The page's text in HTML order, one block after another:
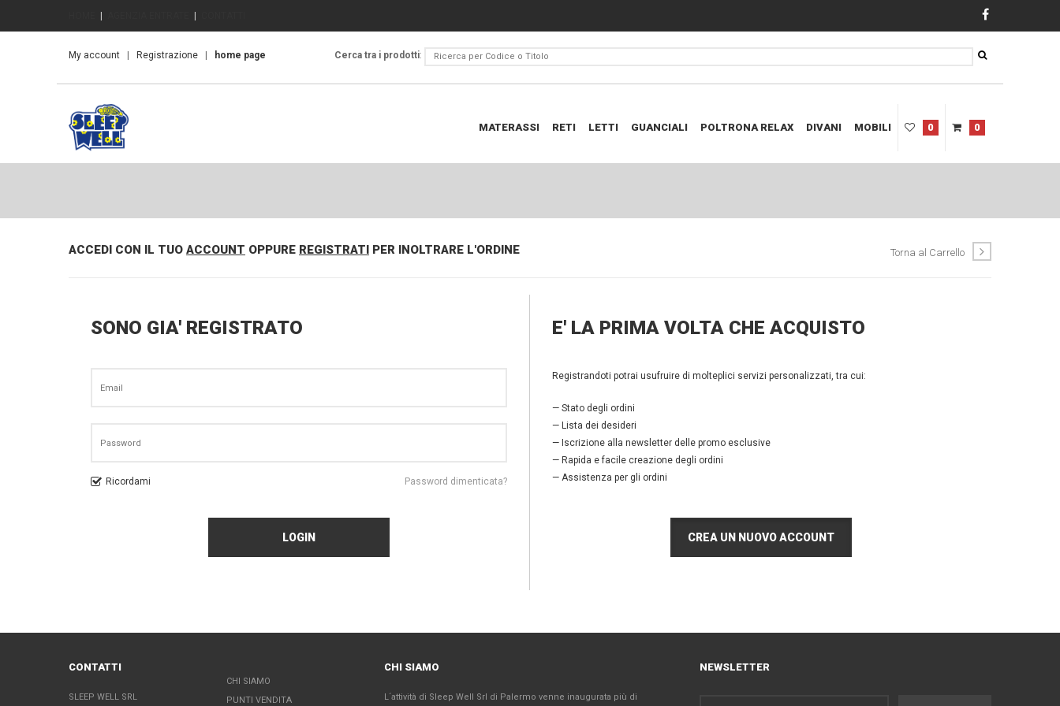
My account Registrazione home page Cerca tra i prodotti:
0
0
MATERASSI RETI LETTI GUANCIALI POLTRONA RELAX DIVANI MOBILI
ACCEDI CON IL TUO ACCOUNT OPPURE REGISTRATI PER INOLTRARE L'ORDINE Torna al Carrello
SONO GIA' REGISTRATO
Ricordami Password dimenticata?
E' LA PRIMA VOLTA CHE ACQUISTO
Registrandoti potrai usufruire di molteplici servizi personalizzati, tra cui:
— Stato degli ordini
— Lista dei desideri
— Iscrizione alla newsletter delle promo esclusive
— Rapida e facile creazione degli ordini
— Assistenza per gli ordini
CREA UN NUOVO ACCOUNT
CONTATTI
SLEEP WELL SRL
CHI SIAMO
PUNTI VENDITA
CHI SIAMO
L´attività di Sleep Well Srl di Palermo venne inaugurata più di
NEWSLETTER